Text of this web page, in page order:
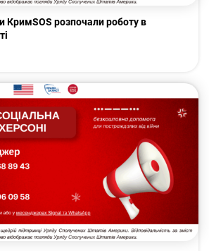
КримSOS розпочали роботу в